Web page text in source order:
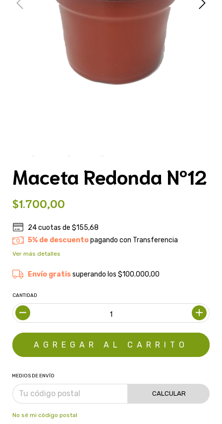
Maceta Redonda Nº12
$1.700,00
24cuotas de$155,68
5% de descuentopagando con Transferencia
Ver más detalles
Envío gratissuperando los$100.000,00
CANTIDAD
MEDIOS DE ENVÍO
CALCULAR
No sé mi código postal